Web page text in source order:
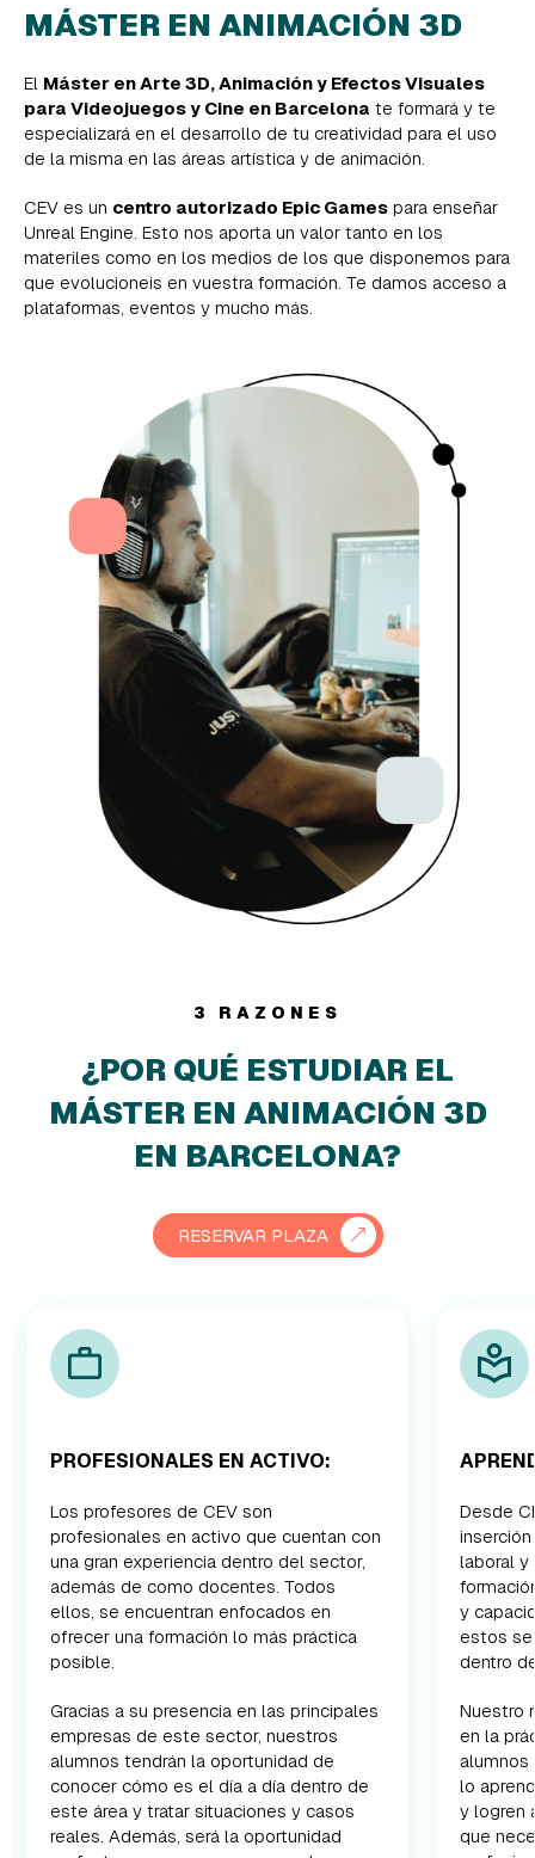
MÁSTER EN ANIMACIÓN 3D
El Máster en Arte 3D, Animación y Efectos Visuales
para Videojuegos y Cine en Barcelona te formará y te
especializará en el desarrollo de tu creatividad para el uso
de la misma en las áreas artística y de animación.
CEV es un centro autorizado Epic Games para enseñar
Unreal Engine. Esto nos aporta un valor tanto en los
materiles como en los medios de los que disponemos para
que evolucioneis en vuestra formación. Te damos acceso a
plataformas, eventos y mucho más.
3 RAZONES
¿POR QUÉ ESTUDIAR EL
MÁSTER EN ANIMACIÓN 3D
EN BARCELONA?
RESERVAR PLAZA
PROFESIONALES EN ACTIVO:
Los profesores de CEV son
profesionales en activo que cuentan con
una gran experiencia dentro del sector,
además de como docentes. Todos
ellos, se encuentran enfocados en
ofrecer una formación lo más práctica
posible.
Gracias a su presencia en las principales
empresas de este sector, nuestros
alumnos tendrán la oportunidad de
conocer cómo es el día a día dentro de
este área y tratar situaciones y casos
reales. Además, será la oportunidad
Desde
laboral y
y
estos
dentro
Nuestro
en la
lo
y logren
que